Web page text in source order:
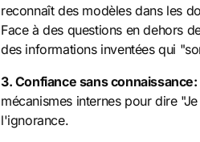
reconnaît des modèles dans les
Face à des questions en dehors
des informations inventées qui
3. Confiance sans connaissance:
mécanismes internes pour dire
l'ignorance.